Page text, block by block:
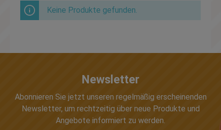
Keine Produkte gefunden.
Newsletter
Abonnieren Sie jetzt unseren regelmäßig erscheinenden
Newsletter, um rechtzeitig über neue Produkte und
Angebote informiert zu werden.